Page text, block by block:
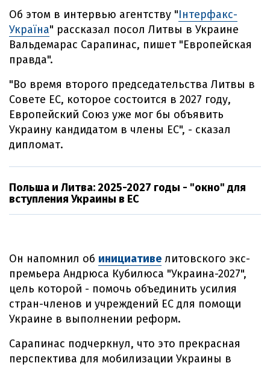
Об этом в интервью агентству "Інтерфакс-
Україна" рассказал посол Литвы в Украине
Вальдемарас Сарапинас, пишет "Европейская
правда".
"Во время второго председательства Литвы в
Совете ЕС, которое состоится в 2027 году,
Европейский Союз уже мог бы объявить
Украину кандидатом в члены ЕС", - сказал
дипломат.
Польша и Литва: 2025-2027 годы - "окно" для
вступления Украины в ЕС
Он напомнил об инициативе литовского экс-
премьера Андрюса Кубилюса "Украина-2027",
цель которой - помочь объединить усилия
стран-членов и учреждений ЕС для помощи
Украине в выполнении реформ.
Сарапинас подчеркнул, что это прекрасная
перспектива для мобилизации Украины в